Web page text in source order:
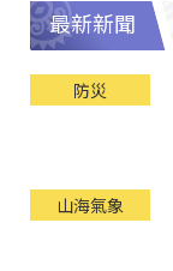
最新新聞
防災
山海氣象